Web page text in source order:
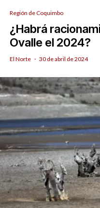
Región de Coquimbo
¿Habrá
Ovalle el 2024?
El Norte · 30 de abril de 2024